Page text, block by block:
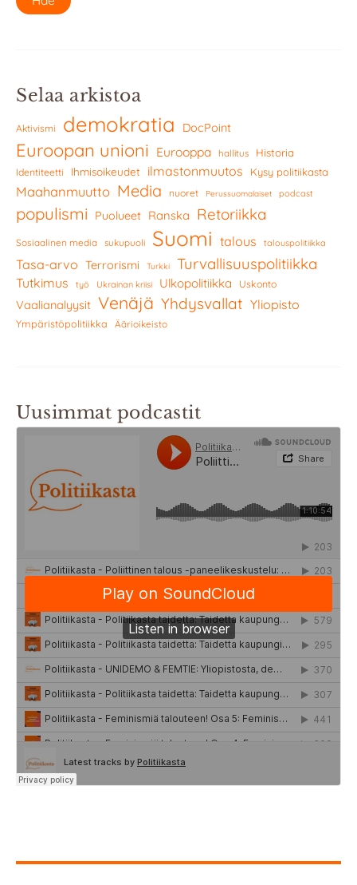
Selaa arkistoa
Aktivismi demokratia DocPoint
Euroopan unioni Eurooppa hallitus Historia
Identiteetti Ihmisoikeudet ilmastonmuutos Kysy politiikasta
Maahanmuutto Media nuoret Perussuomalaiset podcast
populismi Puolueet Ranska Retoriikka
Sosiaalinen media sukupuoli Suomi talous talouspolitiikka
Tasa-arvo Terrorismi Turkki Turvallisuuspolitiikka
Tutkimus työ Ukrainan kriisi Ulkopolitiikka Uskonto
Vaalianalyysit Venäjä Yhdysvallat Yliopisto
Ympäristöpolitiikka Äärioikeisto
Uusimmat podcastit